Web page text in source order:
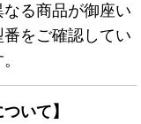
る商品が御座い
をご確認してい
いて】